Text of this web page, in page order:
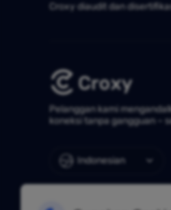
Croxy diaudit dan
Pelanggan kami
koneksi tanpa gangguan –
Indonesian